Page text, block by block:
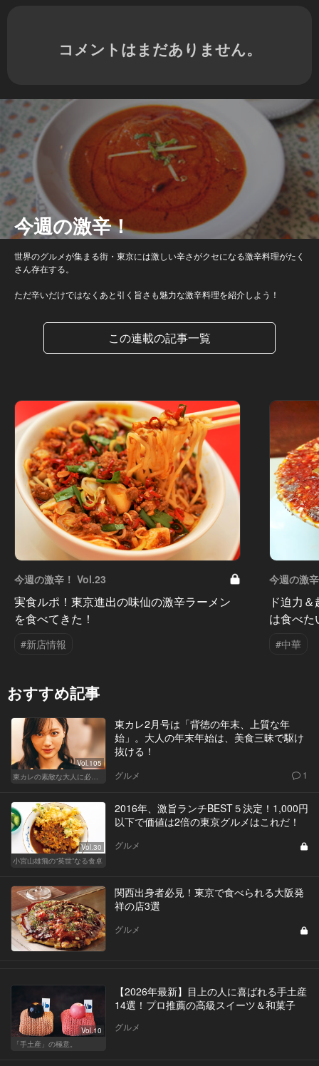
コメントはまだありません。
今週の激辛！
世界のグルメが集まる街・東京には激しい辛さがクセになる激辛料理がたく
さん存在する。
ただ辛いだけではなくあと引く旨さも魅力な激辛料理を紹介しよう！
この連載の記事一覧
今週の激辛！ Vol.23
実食ルポ！東京進出の味仙の激辛ラーメン
を食べてきた！
#新店情報
今週の激
ド迫力
は食べ
#中華
おすすめ記事
Vol.105
東カレの素敵な大人に必要なこと
東カレ2月号は「背徳の年末、上質な年
始」。大人の年末年始は、美食三昧で駆け
抜ける！
グルメ 1
Vol.30
小宮山雄飛の“英世”なる食卓
2016年、激旨ランチBEST５決定！1,000円
以下で価値は2倍の東京グルメはこれだ！
グルメ
関西出身者必見！東京で食べられる大阪発
祥の店3選
グルメ
Vol.10
「手土産」の極意。
【2026年最新】目上の人に喜ばれる手土産
14選！プロ推薦の高級スイーツ＆和菓子
グルメ